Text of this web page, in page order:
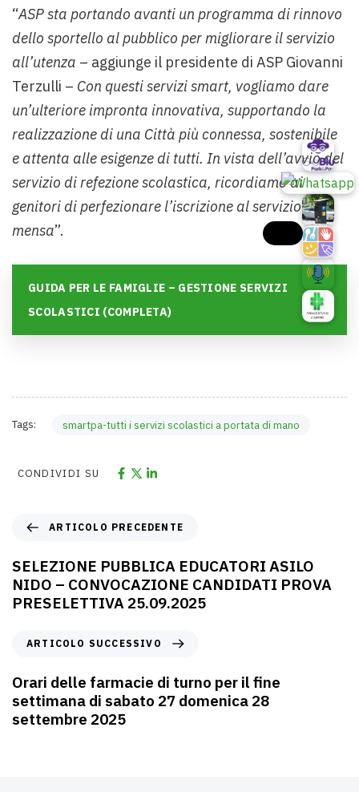
“ASP sta portando avanti un programma di rinnovo
dello sportello al pubblico per migliorare il servizio
all’utenza – aggiunge il presidente di ASP Giovanni
Terzulli – Con questi servizi smart, vogliamo dare
un’ulteriore impronta innovativa, supportando la
realizzazione di una Città più connessa, sostenibile
e attenta alle esigenze di tutti. In vista dell’avvio del
servizio di refezione scolastica, ricordiamo ai
genitori di perfezionare l’iscrizione al servizio
mensa”.
GUIDA PER LE FAMIGLIE – GESTIONE SERVIZI
SCOLASTICI (COMPLETA)
Tags: smartpa-tutti i servizi scolastici a portata di mano
CONDIVIDI SU
ARTICOLO PRECEDENTE
SELEZIONE PUBBLICA EDUCATORI ASILO
NIDO – CONVOCAZIONE CANDIDATI PROVA
PRESELETTIVA 25.09.2025
ARTICOLO SUCCESSIVO
Orari delle farmacie di turno per il fine
settimana di sabato 27 domenica 28
settembre 2025